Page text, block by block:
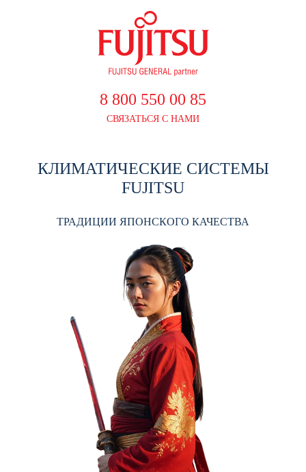
8 800 550 00 85
СВЯЗАТЬСЯ С НАМИ
КЛИМАТИЧЕСКИЕ СИСТЕМЫ
FUJITSU
ТРАДИЦИИ ЯПОНСКОГО КАЧЕСТВА